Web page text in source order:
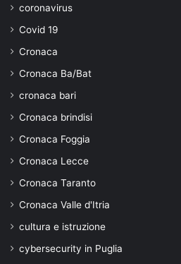
coronavirus
Covid 19
Cronaca
Cronaca Ba/Bat
cronaca bari
Cronaca brindisi
Cronaca Foggia
Cronaca Lecce
Cronaca Taranto
Cronaca Valle d'Itria
cultura e istruzione
cybersecurity in Puglia